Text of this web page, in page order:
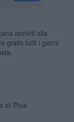
iscriviti alla
gratis tutti i giorni
di Pisa